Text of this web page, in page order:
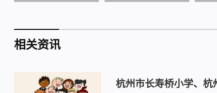
相关资讯
杭州市长寿桥小学、杭